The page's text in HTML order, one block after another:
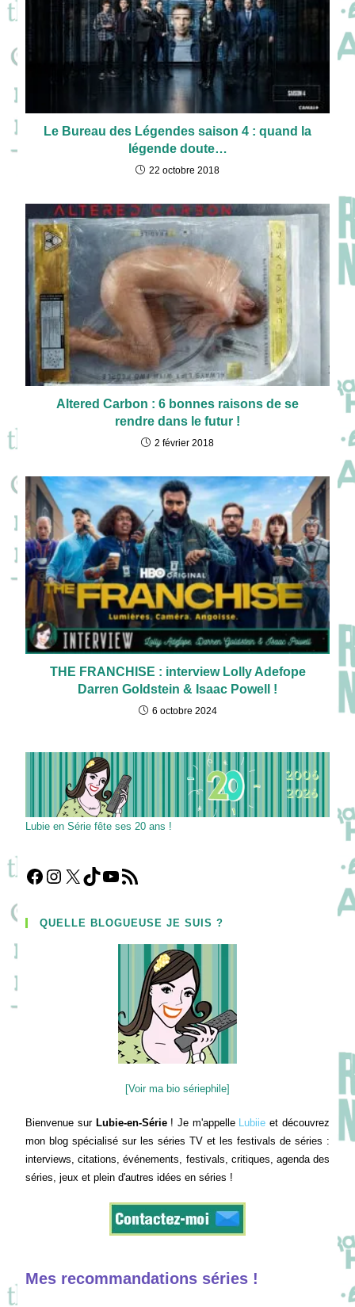
Le Bureau des Légendes saison 4 : quand la
légende doute…
22 octobre 2018
Altered Carbon : 6 bonnes raisons de se
rendre dans le futur !
2 février 2018
THE FRANCHISE : interview Lolly Adefope
Darren Goldstein & Isaac Powell !
6 octobre 2024
Lubie en Série fête ses 20 ans !
Facebook
Instagram
X TikTokYouTube
Flux RSS
QUELLE BLOGUEUSE JE SUIS ?
[Voir ma bio sériephile]
Bienvenue sur Lubie-en-Série! Je m'appelle Lubiie et découvrez
mon blog spécialisé sur les séries TV et les festivals de séries :
interviews, citations, événements, festivals, critiques, agenda des
séries, jeux et plein d'autres idées en séries !
Mes recommandations séries !